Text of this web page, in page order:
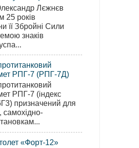
Лєжнєв
25 років
її Збройні Сили
знаків
РПГ-7 (РПГ-7Д)
РПГ-7 (індекс
призначений для
самохідно-
«Форт-12»